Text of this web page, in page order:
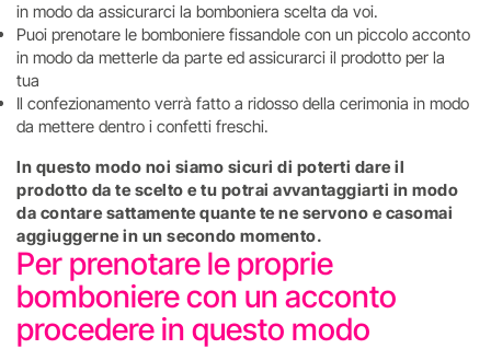
in modo da assicurarci la bomboniera scelta da voi.
Puoi prenotare le bomboniere fissandole con un piccolo acconto
in modo da metterle da parte ed assicurarci il prodotto per la
tua
Il confezionamento verrà fatto a ridosso della cerimonia in modo
da mettere dentro i confetti freschi.
In questo modo noi siamo sicuri di poterti dare il
prodotto da te scelto e tu potrai avvantaggiarti in modo
da contare sattamente quante te ne servono e casomai
aggiuggerne in un secondo momento.
Per prenotare le proprie
bomboniere con un acconto
procedere in questo modo